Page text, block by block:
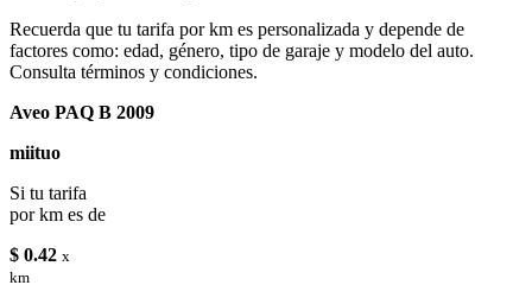
Recuerda que tu tarifa por km es personalizada y depende de
factores como: edad, género, tipo de garaje y modelo del auto.
Consulta términos y condiciones.
Aveo PAQ B 2009
miituo
Si tu tarifa
por km es de
$ 0.42 x
km